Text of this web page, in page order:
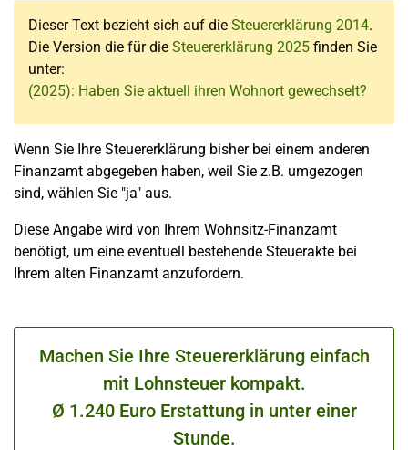
Dieser Text bezieht sich auf die Steuererklärung 2014.
Die Version die für die Steuererklärung 2025 finden Sie
unter:
(2025): Haben Sie aktuell ihren Wohnort gewechselt?
Wenn Sie Ihre Steuererklärung bisher bei einem anderen
Finanzamt abgegeben haben, weil Sie z.B. umgezogen
sind, wählen Sie "ja" aus.
Diese Angabe wird von Ihrem Wohnsitz-Finanzamt
benötigt, um eine eventuell bestehende Steuerakte bei
Ihrem alten Finanzamt anzufordern.
Machen Sie Ihre Steuererklärung einfach
mit Lohnsteuer kompakt.
Ø 1.240 Euro Erstattung in unter einer
Stunde.